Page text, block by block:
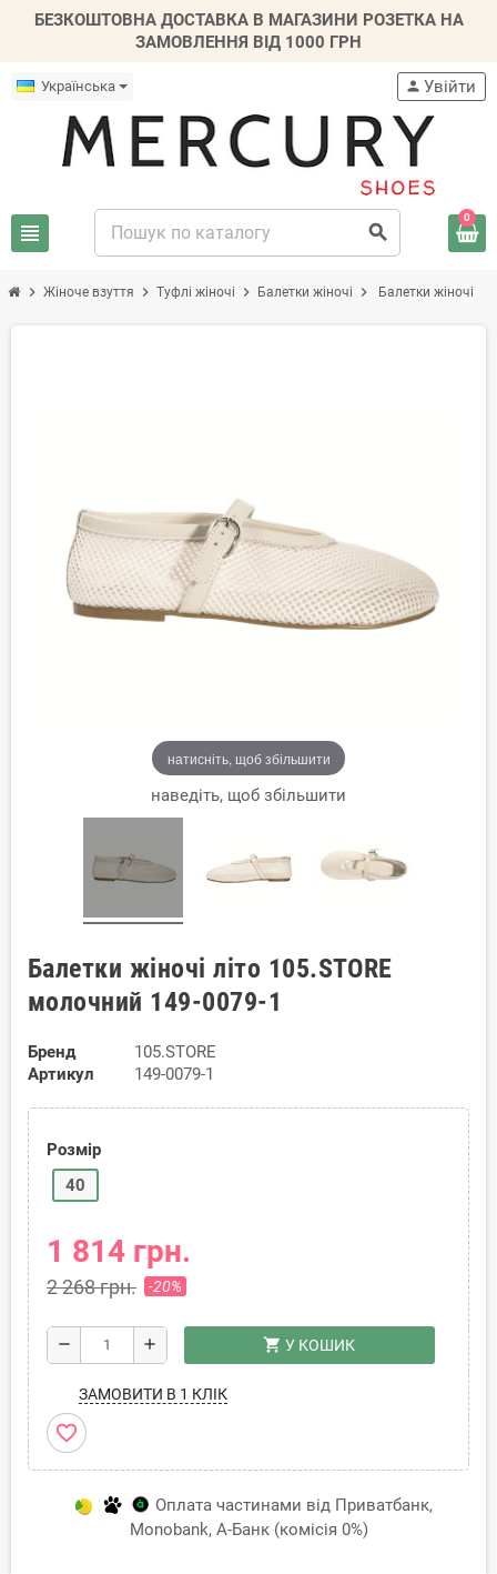
БЕЗКОШТОВНА ДОСТАВКА В МАГАЗИНИ РОЗЕТКА НА
ЗАМОВЛЕННЯ ВІД 1000 ГРН
Українська
view_headline search
person Увійти
0
chevron_right Жіноче взуття chevron_right Туфлі жіночі chevron_right Балетки жіночі chevron_right Балетки жіночі
натисніть, щоб збільшити
наведіть, щоб збільшити
Балетки жіночі літо 105.STORE
молочний 149-0079-1
Бренд
105.STORE
Артикул
149-0079-1
Розмір
40
1 814 грн.
2 268 грн. -20%
remove add shopping_cart У КОШИК
ЗАМОВИТИ В 1 КЛІК
favorite_border
Оплата частинами від Приватбанк,
Monobank, А-Банк (комісія 0%)